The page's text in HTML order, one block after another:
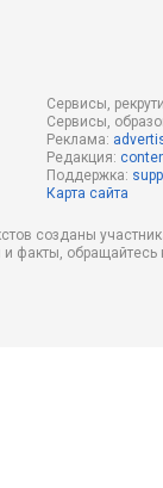
Сервисы,
Сервисы,
Реклама:
Редакция:
Поддержка:
Карта сайта
созданы
и факты,